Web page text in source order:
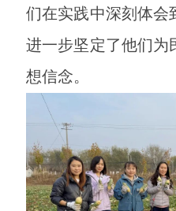
们在实践中深刻体会
进一步坚定了他们为
想信念。